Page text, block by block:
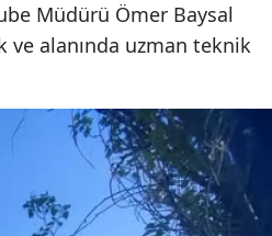
İstanbul
Kars
Kastamonu
Kayseri
Müdürü Ömer Baysal
ve alanında uzman teknik